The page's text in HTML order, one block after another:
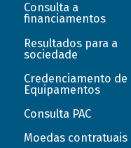
Consulta a
financiamentos
Resultados para a
sociedade
Credenciamento de
Equipamentos
Consulta PAC
Moedas contratuais